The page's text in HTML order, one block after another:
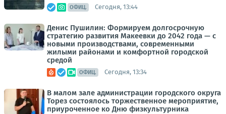
ОФИЦ. Сегодня, 13:44
Денис Пушилин: Формируем долгосрочную
стратегию развития Макеевки до 2042 года — с
новыми производствами, современными
жилыми районами и комфортной городской
средой
ОФИЦ. Сегодня, 13:34
В малом зале администрации городского округа
Торез состоялось торжественное мероприятие,
приуроченное ко Дню физкультурника